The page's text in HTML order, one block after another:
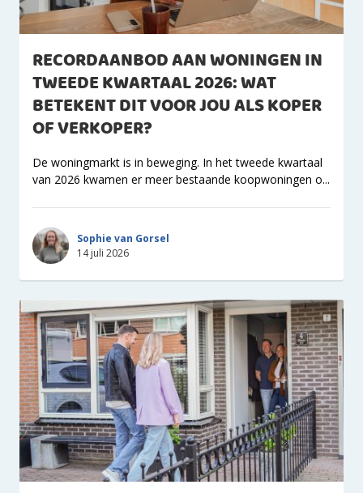
RECORDAANBOD AAN WONINGEN IN
TWEEDE KWARTAAL 2026: WAT
BETEKENT DIT VOOR JOU ALS KOPER
OF VERKOPER?
De woningmarkt is in beweging. In het tweede kwartaal
van 2026 kwamen er meer bestaande koopwoningen o...
Sophie van Gorsel
14 juli 2026